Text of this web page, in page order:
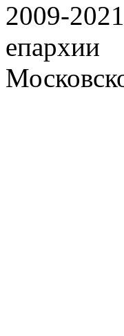
2009-
епархии